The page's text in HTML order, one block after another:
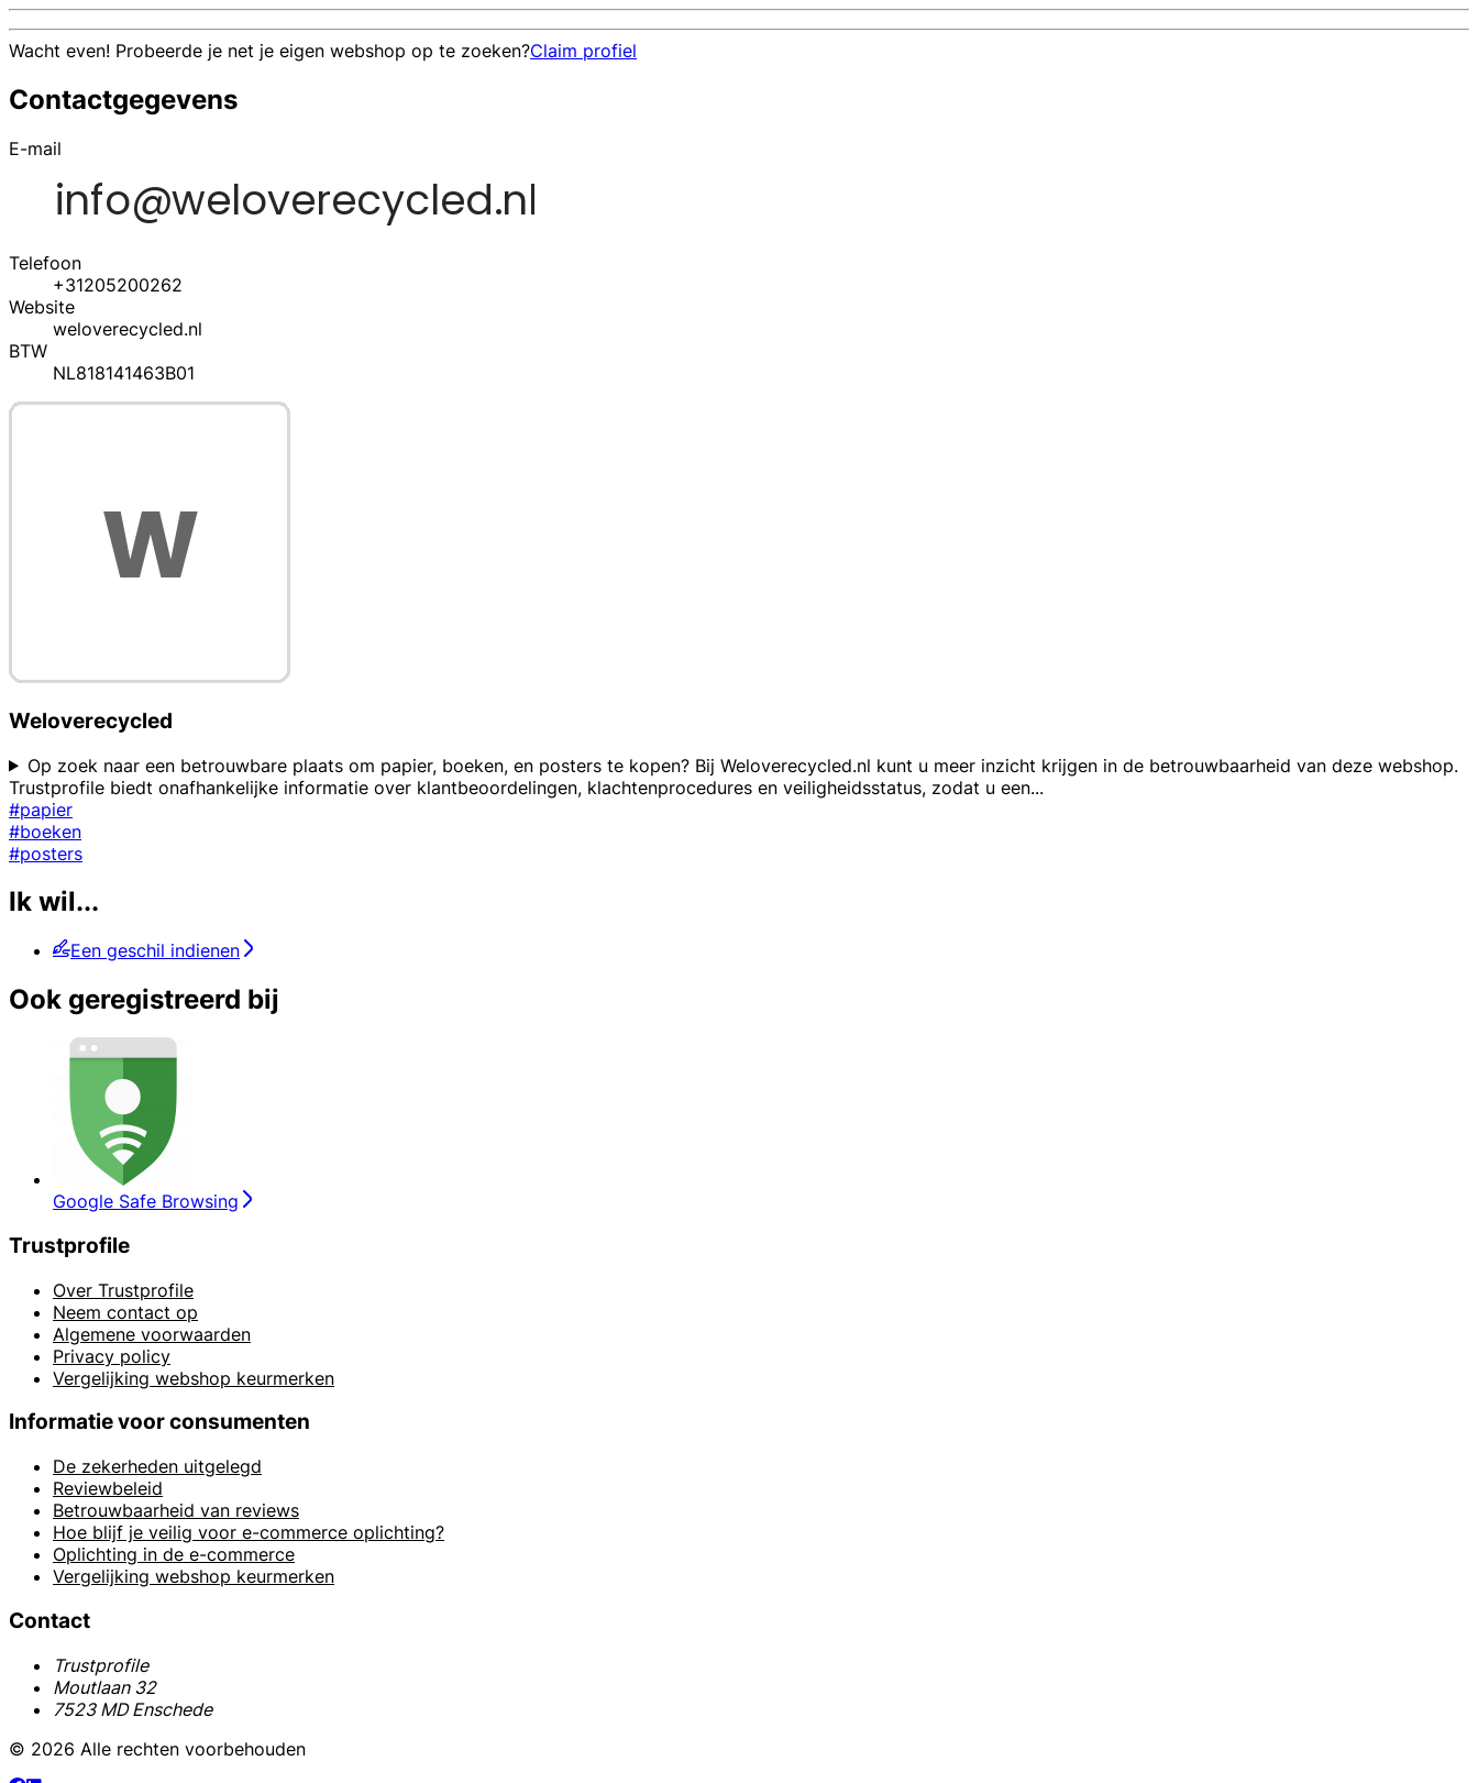
Wacht even! Probeerde je net je eigen webshop op te zoeken?Claim profiel
Contactgegevens
E-mail
Telefoon
+31205200262
Website
weloverecycled.nl
BTW
NL818141463B01
Weloverecycled
Op zoek naar een betrouwbare plaats om papier, boeken, en posters te kopen? Bij Weloverecycled.nl kunt u meer inzicht krijgen in de betrouwbaarheid van deze webshop.
Trustprofile biedt onafhankelijke informatie over klantbeoordelingen, klachtenprocedures en veiligheidsstatus, zodat u een...
#papier
#boeken
#posters
Ik wil...
Een geschil indienen
Ook geregistreerd bij
Google Safe Browsing
Trustprofile
Over Trustprofile
Neem contact op
Algemene voorwaarden
Privacy policy
Vergelijking webshop keurmerken
Informatie voor consumenten
De zekerheden uitgelegd
Reviewbeleid
Betrouwbaarheid van reviews
Hoe blijf je veilig voor e-commerce oplichting?
Oplichting in de e-commerce
Vergelijking webshop keurmerken
Contact
Trustprofile
Moutlaan 32
7523 MD Enschede
© 2026 Alle rechten voorbehouden